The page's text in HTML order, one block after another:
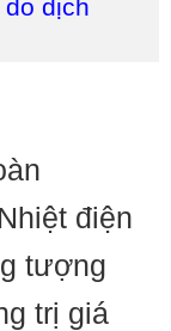
dịch
điện
tượng
trị giá